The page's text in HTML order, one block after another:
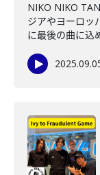
NIKO NIKO
ジアやヨーロッ
に最後の曲に込